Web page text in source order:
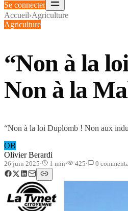
Se connecter
Accueil›Agriculture
Agriculture
“Non à la
Non à la
“Non à la loi Duplomb ! Non aux
OB
Olivier Berardi
26 juin 2025· 1 min· 425· 0